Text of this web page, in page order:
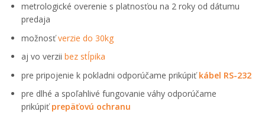
metrologické overenie s platnosťou na 2 roky od dátumu
predaja
možnosťverzie do 30kg
aj vo verzii bez stĺpika
pre pripojenie k pokladni odporúčame prikúpiťkábel RS-232
pre dlhé a spoľahlivé fungovanie váhy odporúčame
prikúpiťprepäťovú ochranu